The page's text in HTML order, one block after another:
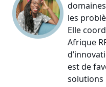
les
Elle
Afrique
est de
solutions